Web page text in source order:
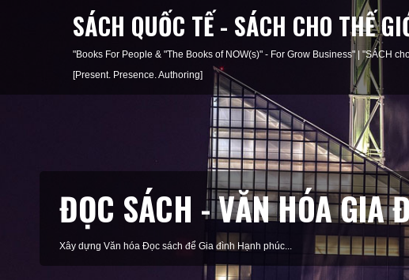
SÁCH QUỐC TẾ - SÁCH CHO THẾ
"Books For People & "The Books of NOW(s)" - For Grow Business" | "SÁCH
[Present. Presence. Authoring]
ĐỌC SÁCH - VĂN HÓA NHÀ
Xây dựng Văn hóa Đọc sách để Nhà trường Giáo dục tốt hơn...